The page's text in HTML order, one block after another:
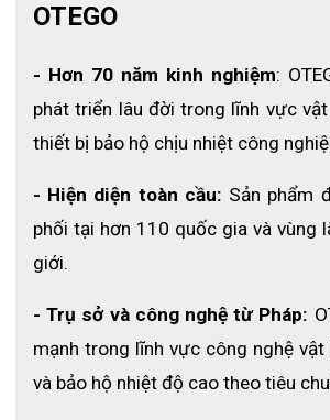
bong tróc, vv.. Khuyến cáo nên thay mũ
❖ Chọn sản phẩm có kích cỡ phù hợp
mái hơn cho người dùng, xác định kỹ môi
thế nào mới quyết định lựa chọn sản phẩm
OTEGO
- Hơn 70 năm kinh nghiệm:
phát triển lâu đời trong lĩnh vực
thiết bị bảo hộ chịu nhiệt công
- Hiện diện toàn cầu: Sản phẩm
phối tại hơn 110 quốc gia và vùng
giới.
- Trụ sở và công nghệ từ Pháp:
mạnh trong lĩnh vực công nghệ vật
và bảo hộ nhiệt độ cao theo tiêu